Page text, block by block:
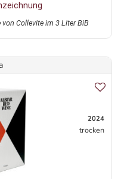
Collevite im 3 Liter BiB
2024
trocken